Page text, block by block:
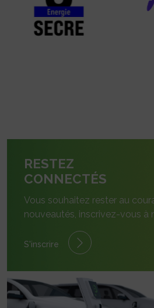
RESTEZ
CONNECTÉS
Vous souhaitez rester au
nouveautés, inscrivez-vous à
S'inscrire